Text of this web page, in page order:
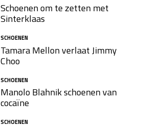
Schoenen om te zetten met
Sinterklaas
SCHOENEN
Tamara Mellon verlaat Jimmy
Choo
SCHOENEN
Manolo Blahnik schoenen van
cocaïne
SCHOENEN